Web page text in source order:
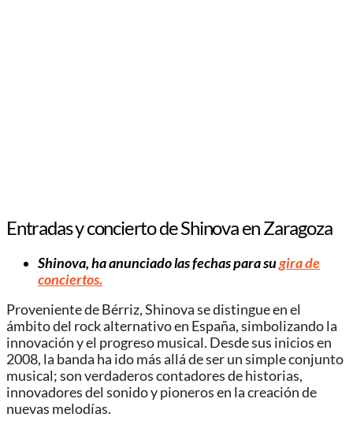
Entradas y concierto de Shinova en Zaragoza
Shinova, ha anunciado las fechas para sugira de
conciertos.
Proveniente de Bérriz, Shinova se distingue en el
ámbito del rock alternativo en España, simbolizando la
innovación y el progreso musical. Desde sus inicios en
2008, la banda ha ido más allá de ser un simple conjunto
musical; son verdaderos contadores de historias,
innovadores del sonido y pioneros en la creación de
nuevas melodías.